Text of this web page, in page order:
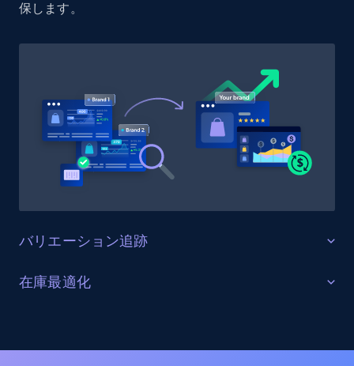
URL, Product id, Title, Product description,
Rating, Reviews count, Initial price, Discount,
and more.
1.3K+
specified keywords
保します。
バリエーション追跡
すべての製品バリエーションを監視する
ションの一貫性を確保し、欠落バリエーションを特定
在庫最適化
すべてのWeekdayチャネルにおける在庫状況をリアル